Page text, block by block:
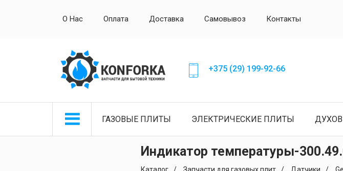
О Нас Оплата Доставка Самовывоз Контакты
+375 (29) 199-92-66
ГАЗОВЫЕ ПЛИТЫ ЭЛЕКТРИЧЕСКИЕ ПЛИТЫ
Индикатор температуры-